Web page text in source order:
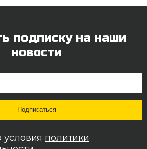
подписку на наши
новости
политики